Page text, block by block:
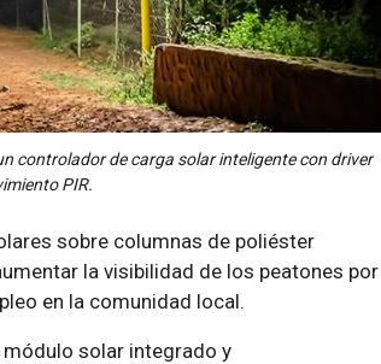
controlador de carga solar inteligente con driver
PIR.
sobre columnas de poliéster
la visibilidad de los peatones por
en la comunidad local.
solar integrado y